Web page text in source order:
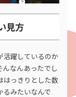
見方
活躍しているのか
なんあったでし
はっきりとした数
るみたいなんで